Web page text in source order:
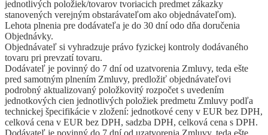
jednotlivých položiek/tovarov tvoriacich predmet zákazky
stanovených verejným obstarávateľom ako objednávateľom).
Lehota plnenia pre dodávateľa je do 30 dní odo dňa doručenia
Objednávky.
Objednávateľ si vyhradzuje právo fyzickej kontroly dodávaného
tovaru pri prevzatí tovaru.
Dodávateľ je povinný do 7 dní od uzatvorenia Zmluvy, teda ešte
pred samotným plnením Zmluvy, predložiť objednávateľovi
podrobný aktualizovaný položkovitý rozpočet s uvedením
jednotkových cien jednotlivých položiek predmetu Zmluvy podľa
technickej špecifikácie v zložení: jednotkové ceny v EUR bez DPH,
celková cena v EUR bez DPH, sadzba DPH, celková cena s DPH.
Dodávateľ je povinný do 7 dní od uzatvorenia Zmluvy, teda ešte